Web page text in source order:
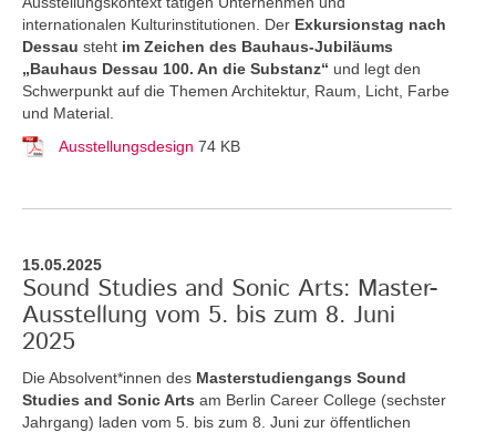
internationalen Kulturinstitutionen. Der Exkursionstag nach
Dessau steht im Zeichen des Bauhaus-Jubiläums
„Bauhaus Dessau 100. An die Substanz“ und legt den
Schwerpunkt auf die Themen Architektur, Raum, Licht, Farbe
und Material.
Ausstellungsdesign 74 KB
15.05.2025
Sound Studies and Sonic Arts: Master-
Ausstellung vom 5. bis zum 8. Juni
2025
Die Absolvent*innen des Masterstudiengangs Sound
Studies and Sonic Arts am Berlin Career College (sechster
Jahrgang) laden vom 5. bis zum 8. Juni zur öffentlichen